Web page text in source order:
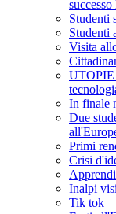
Studenti
Studenti
Visita
UTOPIE
In finale
Due
Primi
Crisi
Inalpi
Tik tok